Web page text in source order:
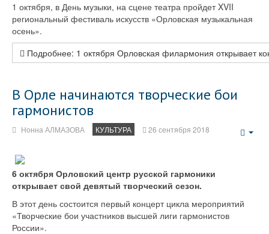
1 октября, в День музыки, на сцене театра пройдет XVII
региональный фестиваль искусств «Орловская музыкальная
осень».
Подробнее: 1 октября Орловская филармония открывает
В Орле начинаются творческие бои
гармонистов
Нонна АЛМАЗОВА КУЛЬТУРА 26 сентября 2018
6 октября Орловский центр русской гармоники
открывает свой девятый творческий сезон.
В этот день состоится первый концерт цикла мероприятий
«Творческие бои участников высшей лиги гармонистов
России».